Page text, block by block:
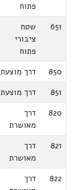
פתוח
651
שטח
ציבורי
פתוח
850 דרך מוצעת
851
דרך מוצעת
820
דרך
מאושרת
821
דרך
מאושרת
822
דרך